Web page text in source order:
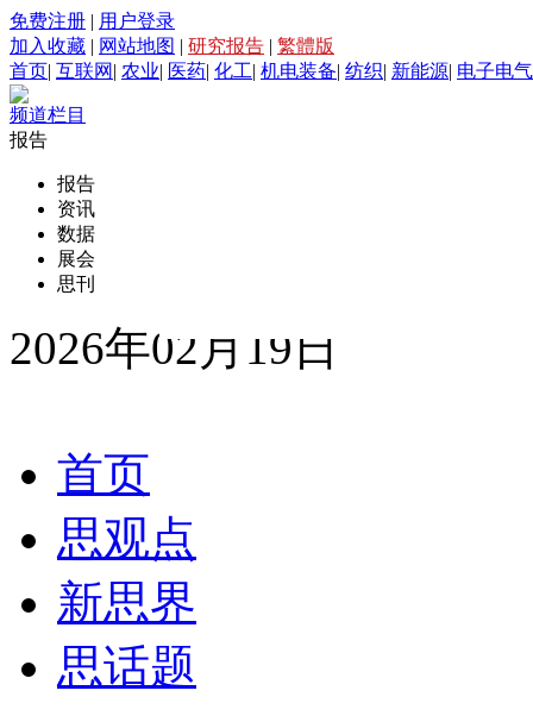
免费注册 | 用户登录
加入收藏 | 网站地图 | 研究报告 | 繁體版
首页| 互联网 | 农业| 医药| 化工| 机电装备| 纺织| 新能源| 电子电气
频道栏目
报告
报告
资讯
数据
展会
思刊
2026年02月19日
首页
思观点
新思界
思话题